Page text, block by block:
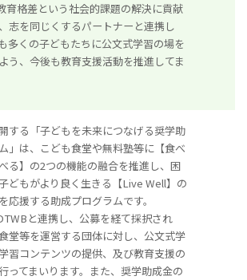
育格差という社会的課題の解決に貢献
志を同じくするパートナーと連携し
多くの子どもたちに公文式学習の場を
う、今後も教育支援活動を推進してま
する「子どもを未来につなげる奨学助
」は、こども食堂や無料塾等に【食べ
る】の2つの機能の融合を推進し、困
どもがより良く生きる【Live Well】の
応援する助成プログラムです。
と連携し、公募を経て採択され
堂等を運営する団体に対し、公文式学
習コンテンツの提供、及び教育支援の
ってまいります。また、奨学助成金の